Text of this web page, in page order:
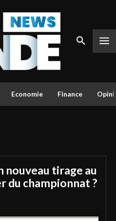
Economie Finance
nouveau tirage au
du championnat ?